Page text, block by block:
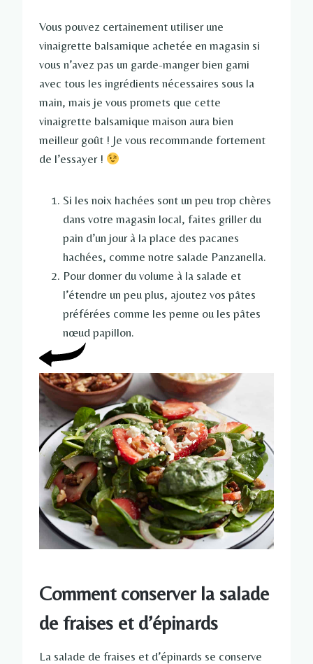
Vous pouvez certainement utiliser une
vinaigrette balsamique achetée en magasin si
vous n’avez pas un garde-manger bien garni
avec tous les ingrédients nécessaires sous la
main, mais je vous promets que cette
vinaigrette balsamique maison aura bien
meilleur goût ! Je vous recommande fortement
de l’essayer !
Si les noix hachées sont un peu trop chères
dans votre magasin local, faites griller du
pain d’un jour à la place des pacanes
hachées, comme notre salade Panzanella.
Pour donner du volume à la salade et
l’étendre un peu plus, ajoutez vos pâtes
préférées comme les penne ou les pâtes
nœud papillon.
Comment conserver la salade
de fraises et d’épinards
La salade de fraises et d’épinards se conserve